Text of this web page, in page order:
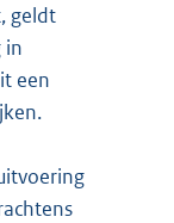
geldt
in
een